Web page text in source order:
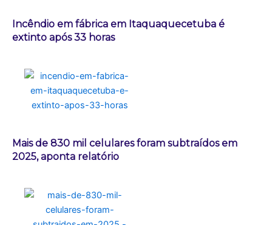
Incêndio em fábrica em Itaquaquecetuba é
extinto após 33 horas
Mais de 830 mil celulares foram subtraídos em
2025, aponta relatório